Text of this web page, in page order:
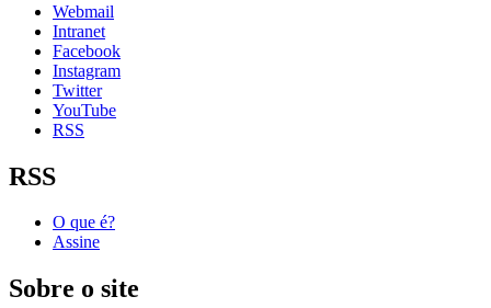
Webmail
Intranet
Facebook
Instagram
Twitter
YouTube
RSS
RSS
O que é?
Assine
Sobre o site